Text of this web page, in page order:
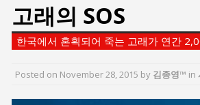
June 22, 2026 in 사람과사
June 8, 2026 in 사람과사
June 2, 2026 in 사람과사
May 27, 2026 in 사람과
고래의 SOS
한국에서 혼획되어 죽는 고래가 연간
Posted on November 28, 2015 by 김종영™ in